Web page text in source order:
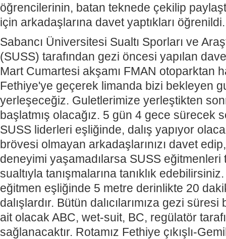
öğrencilerinin, batan teknede çekilip
için arkadaşlarına davet yaptıkları öğrenildi.
Sabancı Üniversitesi Sualtı Sporları ve
(SUSS) tarafından gezi öncesi yapılan
Mart Cumartesi akşamı FMAN otoparktan
Fethiye'ye geçerek limanda bizi bekleyen
yerleşeceğiz. Guletlerimize yerleştikten
başlatmış olacağız. 5 gün 4 gece sürecek
SUSS liderleri eşliğinde, dalış yapıyor
brövesi olmayan arkadaşlarınızı davet
deneyimi yaşamadılarsa SUSS eğitmenleri
sualtıyla tanışmalarına tanıklık
eğitmen eşliğinde 5 metre derinlikte 20
dalışlardır. Bütün dalıcılarımıza gezi
ait olacak ABC, wet-suit, BC, regülatör
sağlanacaktır. Rotamız Fethiye çıkışlı-